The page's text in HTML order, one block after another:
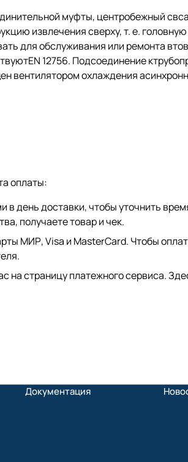
муфты, центробежный
извлечения сверху,т. е.
для обслуживания или ремонта
12756. Подсоединение
вентилятором охлаждения
оплаты:
день доставки, чтобы уточнить
получаете товар и чек.
МИР, Visa и MasterCard. Чтобы
страницу платежного сервиса.
Документация